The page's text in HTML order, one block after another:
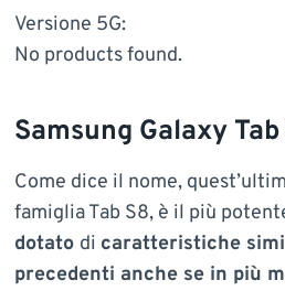
Versione 5G:
No products found.
Samsung Galaxy
Come dice il nome,
famiglia Tab S8, è il più
dotato di caratteristiche
precedenti anche se in più